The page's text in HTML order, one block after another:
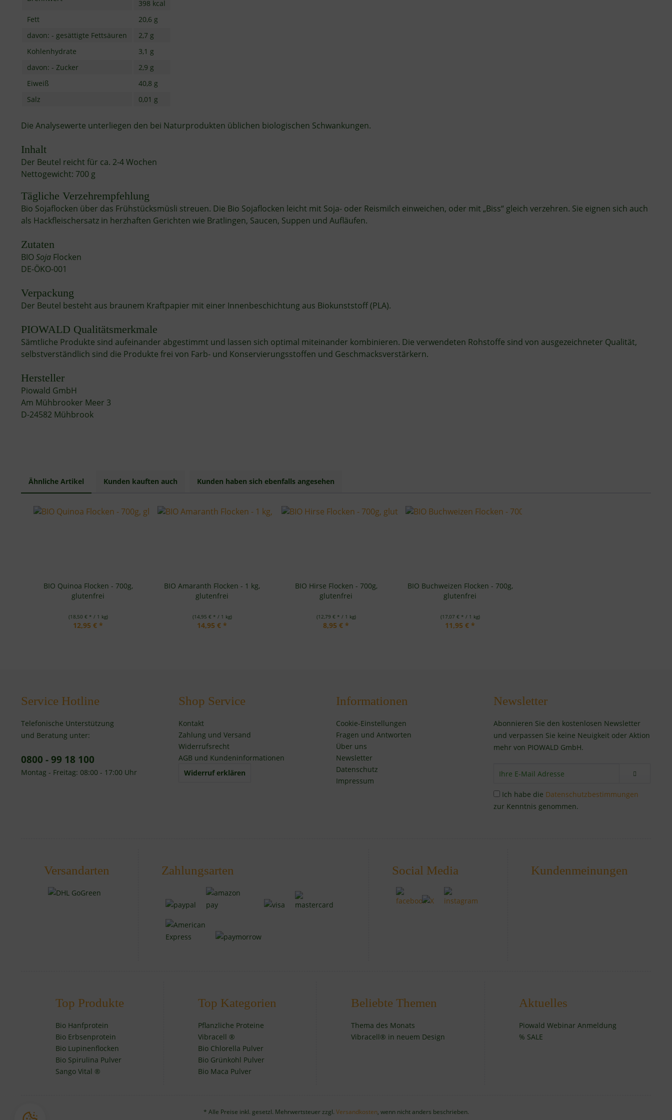
398 kcal
Fett
20,6 g
davon: - gesättigte Fettsäuren
2,7 g
Kohlenhydrate
3,1 g
davon: - Zucker
2,9 g
Eiweiß
40,8 g
Salz
0,01 g
Die Analysewerte unterliegen den bei Naturprodukten üblichen biologischen Schwankungen.
Inhalt
Der Beutel reicht für ca. 2-4 Wochen
Nettogewicht: 700 g
Tägliche Verzehrempfehlung
Bio Sojaflocken über das Frühstücksmüsli streuen. Die Bio Sojaflocken leicht mit Soja- oder Reismilch einweichen, oder mit „Biss“ gleich verzehren. Sie eignen sich auch
als Hackﬂeischersatz in herzhaften Gerichten wie Bratlingen, Saucen, Suppen und Auﬂäufen.
Zutaten
BIOSoja Flocken
DE-ÖKO-001
Verpackung
Der Beutel besteht aus braunem Kraftpapier mit einer Innenbeschichtung aus Biokunststoff (PLA).
PIOWALD Qualitätsmerkmale
Sämtliche Produkte sind aufeinander abgestimmt und lassen sich optimal miteinander kombinieren. Die verwendeten Rohstoffe sind von ausgezeichneter Qualität,
selbstverständlich sind die Produkte frei von Farb- und Konservierungsstoffen und Geschmacksverstärkern.
Hersteller
Piowald GmbH
Am Mühbrooker Meer 3
D-24582 Mühbrook
Ähnliche Artikel Kunden kauften auch Kunden haben sich ebenfalls angesehen
BIO Quinoa Flocken - 700g,
glutenfrei
(18,50 € * / 1 kg)
12,95 € *
BIO Amaranth Flocken - 1 kg,
glutenfrei
(14,95 € * / 1 kg)
14,95 € *
BIO Hirse Flocken - 700g,
glutenfrei
(12,79 € * / 1 kg)
8,95 € *
BIO Buchweizen Flocken - 700g,
glutenfrei
(17,07 € * / 1 kg)
11,95 € *
Service Hotline
Telefonische Unterstützung
und Beratung unter:
0800 - 99 18 100
Montag - Freitag: 08:00 - 17:00 Uhr
Shop Service
Kontakt
Zahlung und Versand
Widerrufsrecht
AGB und Kundeninformationen
Widerruf erklären
Informationen
Cookie-Einstellungen
Fragen und Antworten
Über uns
Newsletter
Datenschutz
Impressum
Newsletter
Abonnieren Sie den kostenlosen Newsletter
und verpassen Sie keine Neuigkeit oder Aktion
mehr von PIOWALD GmbH.
Ich habe die Datenschutzbestimmungen
zur Kenntnis genommen.
Versandarten Zahlungsarten Social Media Kundenmeinungen
Top Produkte
Bio Hanfprotein
Bio Erbsenprotein
Bio Lupinenflocken
Bio Spirulina Pulver
Sango Vital ®
Top Kategorien
Pflanzliche Proteine
Vibracell ®
Bio Chlorella Pulver
Bio Grünkohl Pulver
Bio Maca Pulver
Beliebte Themen
Thema des Monats
Vibracell® in neuem Design
Aktuelles
Piowald Webinar Anmeldung
% SALE
* Alle Preise inkl. gesetzl. Mehrwertsteuer zzgl. Versandkosten, wenn nicht anders beschrieben.